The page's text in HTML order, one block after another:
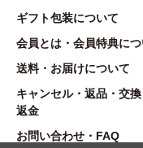
ギフト包装について
会員とは・会員特典に
送料・お届けについて
キャンセル・返品・交
返金
お問い合わせ・FAQ